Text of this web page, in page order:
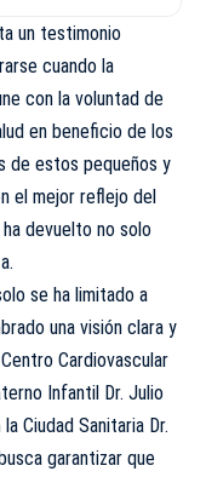
un testimonio
cuando la
con la voluntad de
en beneficio de los
de estos pequeños y
el mejor reflejo del
devuelto no solo
se ha limitado a
una visión clara y
Cardiovascular
Infantil Dr. Julio
Ciudad Sanitaria Dr.
garantizar que